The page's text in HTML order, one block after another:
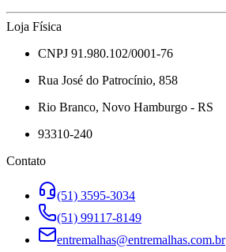
Loja Física
CNPJ 91.980.102/0001-76
Rua José do Patrocínio, 858
Rio Branco, Novo Hamburgo - RS
93310-240
Contato
(51) 3595-3034
(51) 99117-8149
entremalhas@entremalhas.com.br